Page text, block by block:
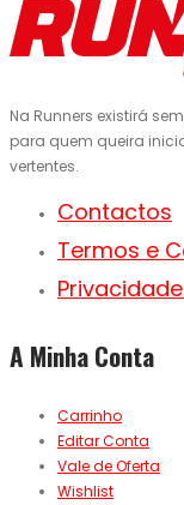
Na Runners existirá
para quem queira
vertentes.
Contactos
Termos e
A Minha Conta
Carrinho
Editar Conta
Vale de Oferta
Wishlist